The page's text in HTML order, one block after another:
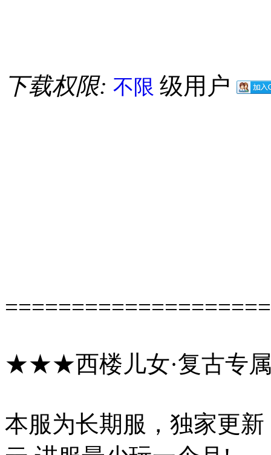
下载权限: 不限 级用户
★★★西楼儿女·复古专
本服为长期服，独家更